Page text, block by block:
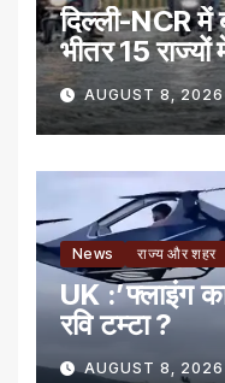
दिल्ली-NCR
भीतर 15 राज्यों
AUGUST 8, 2026
News राज्य और शहर
UK :’फ्लाइंग
रवि टम्टा ?
AUGUST 8, 2026